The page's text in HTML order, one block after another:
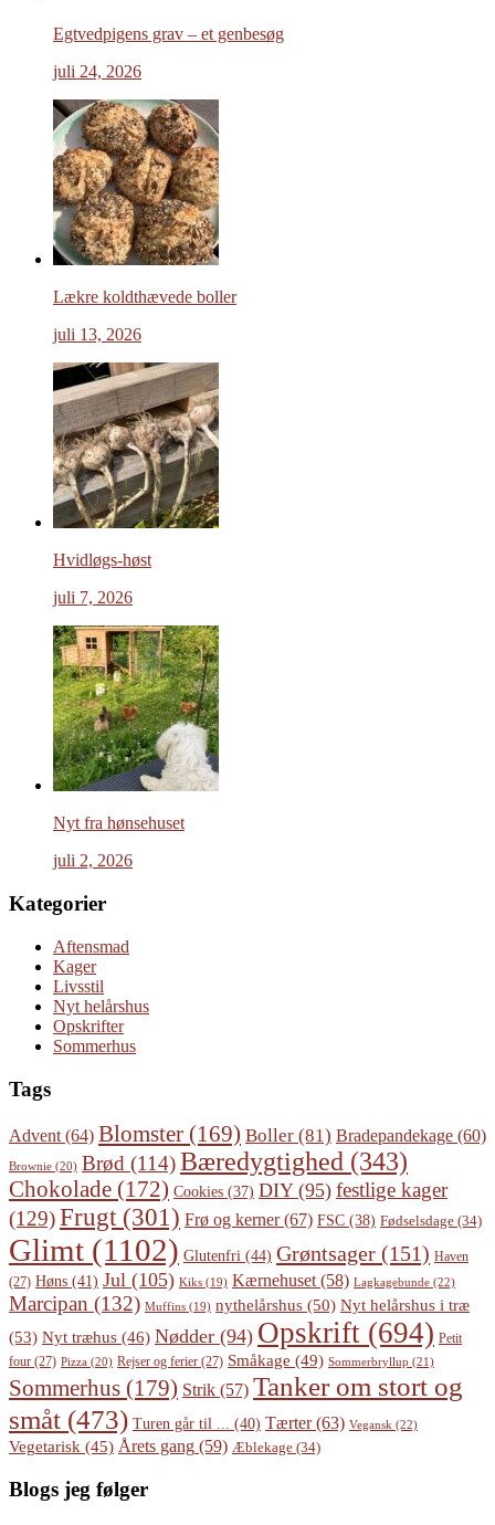
Egtvedpigens grav – et genbesøg
juli 24, 2026
Lækre koldthævede boller
juli 13, 2026
Hvidløgs-høst
juli 7, 2026
Nyt fra hønsehuset
juli 2, 2026
Kategorier
Aftensmad
Kager
Livsstil
Nyt helårshus
Opskrifter
Sommerhus
Tags
Advent (64) Blomster (169) Boller (81) Bradepandekage (60)
Brownie (20) Brød (114)Bæredygtighed (343)
Chokolade (172) Cookies (37) DIY(95) festlige kager
(129)Frugt(301) Frø og kerner(67) FSC (38) Fødselsdage (34)
Glimt (1102) Glutenfri (44) Grøntsager (151) Haven
(27) Høns (41) Jul (105) Kiks (19) Kærnehuset (58) Lagkagebunde (22)
Marcipan (132) Muffins (19) nythelårshus (50) Nyt helårshus i træ
(53) Nyt træhus (46) Nødder (94) Opskrift (694) Petit
four (27) Pizza (20) Rejser og ferier (27) Småkage (49) Sommerbryllup (21)
Sommerhus (179) Strik (57) Tanker om stort og
småt (473) Turen går til ... (40) Tærter(63) Vegansk (22)
Vegetarisk (45) Årets gang (59) Æblekage (34)
Blogs jeg følger